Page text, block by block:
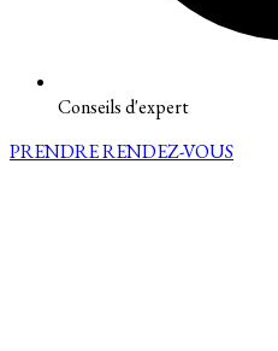
Conseils d'expert
PRENDRE RENDEZ-VOUS